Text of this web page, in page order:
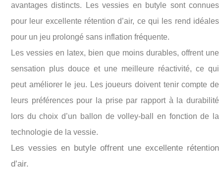
avantages distincts. Les vessies en butyle sont connues
pour leur excellente rétention d’air, ce qui les rend idéales
pour un jeu prolongé sans inflation fréquente.
Les vessies en latex, bien que moins durables, offrent une
sensation plus douce et une meilleure réactivité, ce qui
peut améliorer le jeu. Les joueurs doivent tenir compte de
leurs préférences pour la prise par rapport à la durabilité
lors du choix d’un ballon de volley-ball en fonction de la
technologie de la vessie.
Les vessies en butyle offrent une excellente rétention
d’air.